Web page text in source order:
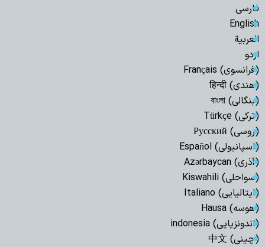
فارسی
English
العربیة
اردو
(فرانسوی) Français
(هندی) हिन्दी
(بنگالی) বাংলা
(ترکی) Türkçe
(روسی) Русский
(اسپانیولی) Español
(آذری) Azərbaycan
(سواحلی) Kiswahili
(ایتالیایی) Italiano
(هوسه) Hausa
(اندونزیایی) indonesia
(چینی) 中文